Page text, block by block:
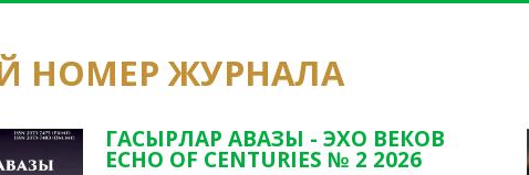
НОМЕР ЖУРНАЛА
ГАСЫРЛАР АВАЗЫ - ЭХО ВЕКОВ
ECHO OF CENTURIES № 2 2026